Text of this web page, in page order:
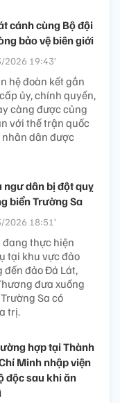
cánh cùng Bộ đội
bảo vệ biên giới
19:43’
hệ đoàn kết gắn
ủy, chính quyền,
càng được củng
với thế trận quốc
dân được
ngư dân bị đột quỵ
biển Trường Sa
18:51’
đang thực hiện
tại khu vực đảo
đến đảo Đá Lát,
đưa xuống
Sa có
trị.
hợp tại Thành
Minh nhập viện
độc sau khi ăn